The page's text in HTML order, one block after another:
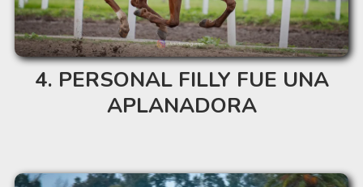
PERSONAL FILLY FUE UNA
APLANADORA